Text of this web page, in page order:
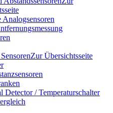
Zur Übersichtsseite
Detector / Temperaturschalter